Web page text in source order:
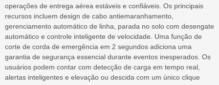
operações de entrega aérea estáveis ​​e confiáveis. Os principais
recursos incluem design de cabo antiemaranhamento,
gerenciamento automático de linha, parada no solo com desengate
automático e controle inteligente de velocidade. Uma função de
corte de corda de emergência em 2 segundos adiciona uma
garantia de segurança essencial durante eventos inesperados. Os
usuários podem contar com detecção de carga em tempo real,
alertas inteligentes e elevação ou descida com um único clique